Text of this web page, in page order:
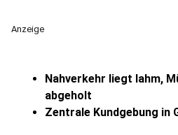
Anzeige
Nahverkehr liegt lahm,
abgeholt
Zentrale Kundgebung in